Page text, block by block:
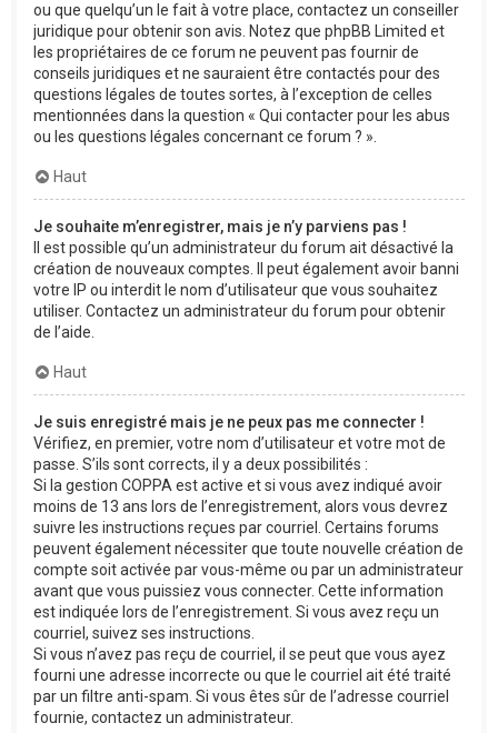
ou que quelqu’un le fait à votre place, contactez un conseiller
juridique pour obtenir son avis. Notez que phpBB Limited et
les propriétaires de ce forum ne peuvent pas fournir de
conseils juridiques et ne sauraient être contactés pour des
questions légales de toutes sortes, à l’exception de celles
mentionnées dans la question « Qui contacter pour les abus
ou les questions légales concernant ce forum ? ».
Haut
Je souhaite m’enregistrer, mais je n’y parviens pas !
Il est possible qu’un administrateur du forum ait désactivé la
création de nouveaux comptes. Il peut également avoir banni
votre IP ou interdit le nom d’utilisateur que vous souhaitez
utiliser. Contactez un administrateur du forum pour obtenir
de l’aide.
Haut
Je suis enregistré mais je ne peux pas me connecter !
Vérifiez, en premier, votre nom d’utilisateur et votre mot de
passe. S’ils sont corrects, il y a deux possibilités :
Si la gestion COPPA est active et si vous avez indiqué avoir
moins de 13 ans lors de l’enregistrement, alors vous devrez
suivre les instructions reçues par courriel. Certains forums
peuvent également nécessiter que toute nouvelle création de
compte soit activée par vous-même ou par un administrateur
avant que vous puissiez vous connecter. Cette information
est indiquée lors de l’enregistrement. Si vous avez reçu un
courriel, suivez ses instructions.
Si vous n’avez pas reçu de courriel, il se peut que vous ayez
fourni une adresse incorrecte ou que le courriel ait été traité
par un filtre anti-spam. Si vous êtes sûr de l’adresse courriel
fournie, contactez un administrateur.